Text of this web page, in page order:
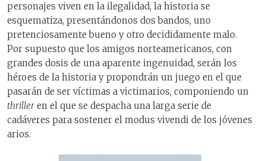
personajes viven en la ilegalidad, la historia se
esquematiza, presentándonos dos bandos, uno
pretenciosamente bueno y otro decididamente malo.
Por supuesto que los amigos norteamericanos, con
grandes dosis de una aparente ingenuidad, serán los
héroes de la historia y propondrán un juego en el que
pasarán de ser víctimas a victimarios, componiendo un
thriller en el que se despacha una larga serie de
cadáveres para sostener el modus vivendi de los jóvenes
arios.